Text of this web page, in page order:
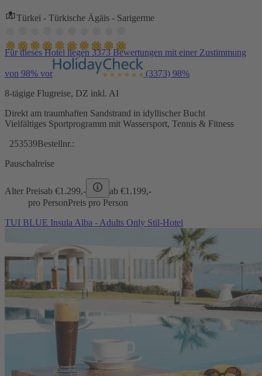
Türkei - Türkische Ägäis - Sarigerme
Für dieses Hotel liegen 3373 Bewertungen mit einer Zustimmung
von 98% vor (3373) 98%
8-tägige Flugreise, DZ inkl. AI
Direkt am traumhaften Sandstrand in idyllischer Bucht
Vielfältiges Sportprogramm mit Wassersport, Tennis & Fitness
253539Bestellnr.:
Pauschalreise
Alter Preisab €1.299,- ab €1.199,-
pro PersonPreis pro Person
TUI BLUE Insula Alba - Adults Only Stil-Hotel